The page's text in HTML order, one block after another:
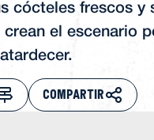
cócteles frescos y
crean el escenario
COMPARTIR